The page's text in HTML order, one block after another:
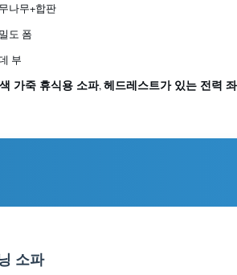
나무+합판
도 폼
부
가죽 휴식용 소파,헤드레스트가 있는 전력
소파